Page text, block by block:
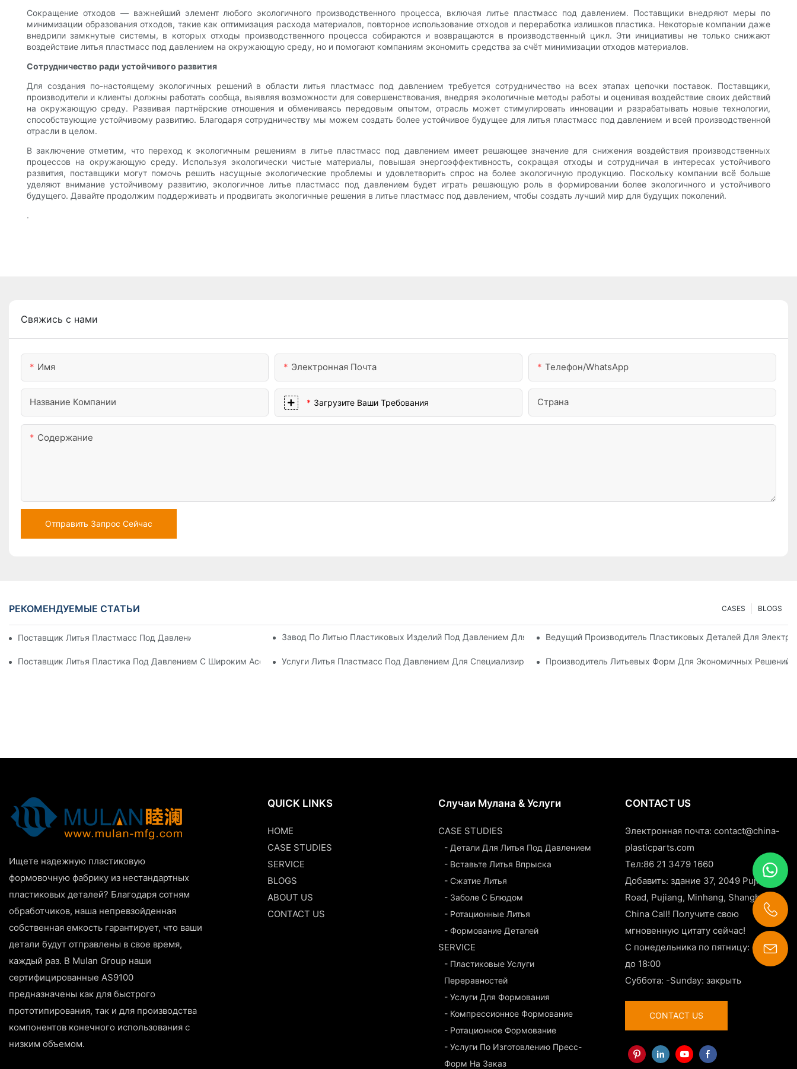
Сокращение отходов — важнейший элемент любого экологичного производственного процесса, включая литье пластмасс под давлением. Поставщики внедряют меры по
минимизации образования отходов, такие как оптимизация расхода материалов, повторное использование отходов и переработка излишков пластика. Некоторые компании даже
внедрили замкнутые системы, в которых отходы производственного процесса собираются и возвращаются в производственный цикл. Эти инициативы не только снижают
воздействие литья пластмасс под давлением на окружающую среду, но и помогают компаниям экономить средства за счёт минимизации отходов материалов.
Сотрудничество ради устойчивого развития
Для создания по-настоящему экологичных решений в области литья пластмасс под давлением требуется сотрудничество на всех этапах цепочки поставок. Поставщики,
производители и клиенты должны работать сообща, выявляя возможности для совершенствования, внедряя экологичные методы работы и оценивая воздействие своих действий
на окружающую среду. Развивая партнёрские отношения и обмениваясь передовым опытом, отрасль может стимулировать инновации и разрабатывать новые технологии,
способствующие устойчивому развитию. Благодаря сотрудничеству мы можем создать более устойчивое будущее для литья пластмасс под давлением и всей производственной
отрасли в целом.
В заключение отметим, что переход к экологичным решениям в литье пластмасс под давлением имеет решающее значение для снижения воздействия производственных
процессов на окружающую среду. Используя экологически чистые материалы, повышая энергоэффективность, сокращая отходы и сотрудничая в интересах устойчивого
развития, поставщики могут помочь решить насущные экологические проблемы и удовлетворить спрос на более экологичную продукцию. Поскольку компании всё больше
уделяют внимание устойчивому развитию, экологичное литье пластмасс под давлением будет играть решающую роль в формировании более экологичного и устойчивого
будущего. Давайте продолжим поддерживать и продвигать экологичные решения в литье пластмасс под давлением, чтобы создать лучший мир для будущих поколений.
.
Свяжись с нами
Имя Электронная Почта Телефон/WhatsApp
Название Компании Загрузите Ваши Требования Страна
Содержание
Отправить Запрос Сейчас
РЕКОМЕНДУЕМЫЕ СТАТЬИ BLOGS
CASES
Поставщик Литья Пластмасс Под Давлением С Обширным Опытом Работы В ОтраслиЗавод По Литью Пластиковых Изделий Под Давлением Для Производства Продукции Премиум-Класса
Ведущий Производитель Пластиковых Деталей Для
Поставщик Литья Пластика Под Давлением С Широким Ассортиментом ПродукцииУслуги Литья Пластмасс Под Давлением Для Специализированных Отраслей Промышленности
Производитель Литьевых Форм Для Экономичных Решений
Ищете надежную пластиковую
формовочную фабрику из нестандартных
пластиковых деталей? Благодаря сотням
обработчиков, наша непревзойденная
собственная емкость гарантирует, что ваши
детали будут отправлены в свое время,
каждый раз. В Mulan Group наши
сертифицированные AS9100
предназначены как для быстрого
прототипирования, так и для производства
компонентов конечного использования с
низким объемом.
QUICK LINKS
HOME
CASE STUDIES
SERVICE
BLOGS
ABOUT US
CONTACT US
Случаи Мулана & Услуги
CASE STUDIES
- Детали Для Литья Под Давлением
- Вставьте Литья Впрыска
- Сжатие Литья
- Заболе С Блюдом
- Ротационные Литья
- Формование Деталей
SERVICE
- Пластиковые Услуги
Переравностей
- Услуги Для Формования
- Компрессионное Формование
- Ротационное Формование
- Услуги По Изготовлению Пресс-
Форм На Заказ
CONTACT US
Электронная почта:contact@china-
plasticparts.com
Тел:86 21 3479 1660
Добавить: здание 37, 2049 Pujin
Road, Pujiang, Minhang, Shanghai,
China Call! Получите свою
мгновенную цитату сейчас!
С понедельника по пятницу: с 9:00
до 18:00
Суббота: -Sunday: закрыть
CONTACT US